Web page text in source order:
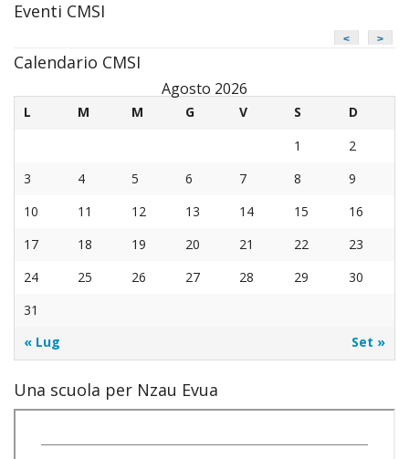
Eventi CMSI
< >
Calendario CMSI
Agosto 2026
L M M G V S
D
1
2
3
4 5 6 7 8
9
10
11 12 13 14 15
16
17
18 19 20 21 22
23
24
25 26 27 28 29
30
31
« Lug
Set »
Una scuola per Nzau Evua